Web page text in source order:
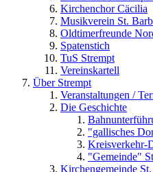
Kirchenchor Cäcilia
Musikverein St.
Oldtimerfreunde
Spatenstich
TuS Strempt
Vereinskartell
Über Strempt
Veranstaltungen /
Die Geschichte
"gallisches
Kreisverkehr-
"Gemeinde"
Kirchengemeinde